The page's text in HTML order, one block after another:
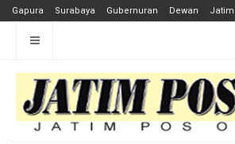
Gapura Surabaya Gubernuran Dewan Jatim